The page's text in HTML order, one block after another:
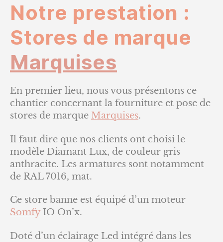
Notre prestation :
Stores de marque
Marquises
En premier lieu, nous vous présentons ce
chantier concernant la fourniture et pose de
stores de marque Marquises.
Il faut dire que nos clients ont choisi le
modèle Diamant Lux, de couleur gris
anthracite. Les armatures sont notamment
de RAL 7016, mat.
Ce store banne est équipé d’un moteur
SomfyIO On’x.
Doté d’un éclairage Led intégré dans les